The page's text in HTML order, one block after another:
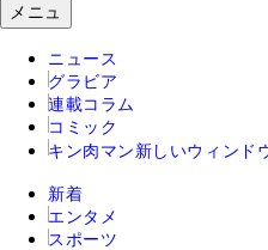
メニュ
ニュース
グラビア
連載コラム
コミック
キン肉マン 新しいウィンド
新着
エンタメ
スポーツ